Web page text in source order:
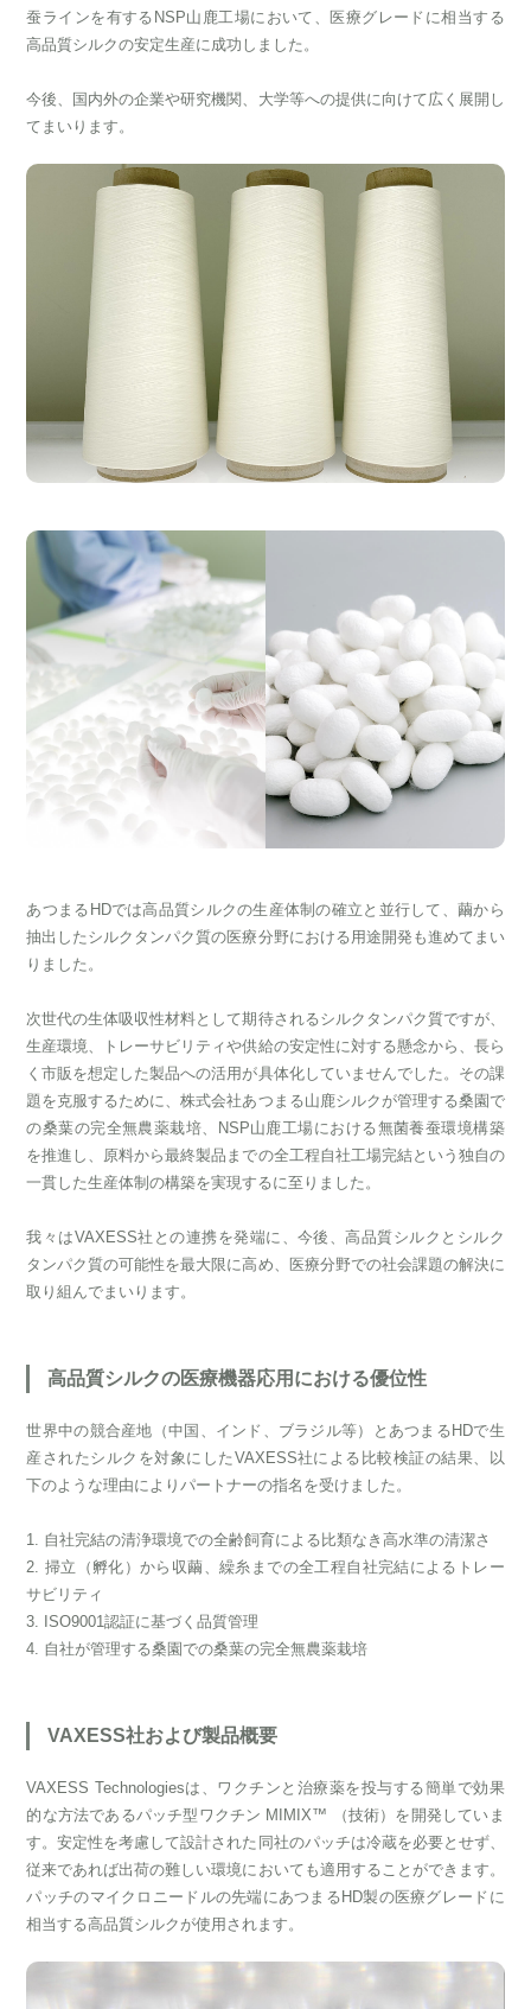
蚕ラインを有するNSP山鹿工場において、医療グレードに相当する
高品質シルクの安定生産に成功しました。
今後、国内外の企業や研究機関、大学等への提供に向けて広く展開し
てまいります。
あつまるHDでは高品質シルクの生産体制の確立と並行して、繭から
抽出したシルクタンパク質の医療分野における用途開発も進めてまい
りました。
次世代の生体吸収性材料として期待されるシルクタンパク質ですが、
生産環境、トレーサビリティや供給の安定性に対する懸念から、長ら
く市販を想定した製品への活用が具体化していませんでした。その課
題を克服するために、株式会社あつまる山鹿シルクが管理する桑園で
の桑葉の完全無農薬栽培、NSP山鹿工場における無菌養蚕環境構築
を推進し、原料から最終製品までの全工程自社工場完結という独自の
一貫した生産体制の構築を実現するに至りました。
我々はVAXESS社との連携を発端に、今後、高品質シルクとシルク
タンパク質の可能性を最大限に高め、医療分野での社会課題の解決に
取り組んでまいります。
高品質シルクの医療機器応用における優位性
世界中の競合産地（中国、インド、ブラジル等）とあつまるHDで生
産されたシルクを対象にしたVAXESS社による比較検証の結果、以
下のような理由によりパートナーの指名を受けました。
1. 自社完結の清浄環境での全齢飼育による比類なき高水準の清潔さ
2. 掃立（孵化）から収繭、繰糸までの全工程自社完結によるトレー
サビリティ
3. ISO9001認証に基づく品質管理
4. 自社が管理する桑園での桑葉の完全無農薬栽培
VAXESS社および製品概要
VAXESS Technologiesは、ワクチンと治療薬を投与する簡単で効果
的な方法であるパッチ型ワクチン MIMIX™ （技術）を開発していま
す。安定性を考慮して設計された同社のパッチは冷蔵を必要とせず、
従来であれば出荷の難しい環境においても適用することができます。
パッチのマイクロニードルの先端にあつまるHD製の医療グレードに
相当する高品質シルクが使用されます。